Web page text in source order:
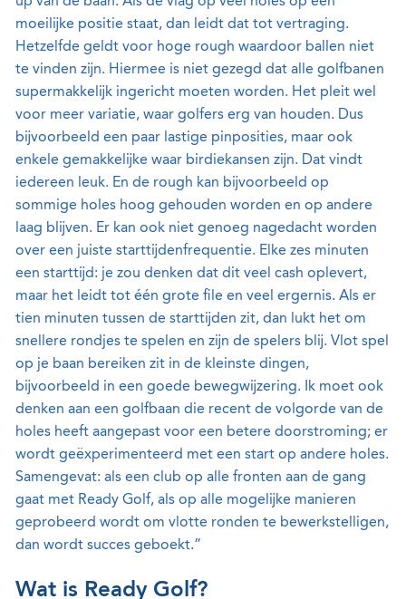
moeilijke positie staat, dan leidt dat tot vertraging.
Hetzelfde geldt voor hoge rough waardoor ballen niet
te vinden zijn. Hiermee is niet gezegd dat alle golfbanen
supermakkelijk ingericht moeten worden. Het pleit wel
voor meer variatie, waar golfers erg van houden. Dus
bijvoorbeeld een paar lastige pinposities, maar ook
enkele gemakkelijke waar birdiekansen zijn. Dat vindt
iedereen leuk. En de rough kan bijvoorbeeld op
sommige holes hoog gehouden worden en op andere
laag blijven. Er kan ook niet genoeg nagedacht worden
over een juiste starttijdenfrequentie. Elke zes minuten
een starttijd: je zou denken dat dit veel cash oplevert,
maar het leidt tot één grote file en veel ergernis. Als er
tien minuten tussen de starttijden zit, dan lukt het om
snellere rondjes te spelen en zijn de spelers blij. Vlot spel
op je baan bereiken zit in de kleinste dingen,
bijvoorbeeld in een goede bewegwijzering. Ik moet ook
denken aan een golfbaan die recent de volgorde van de
holes heeft aangepast voor een betere doorstroming; er
wordt geëxperimenteerd met een start op andere holes.
Samengevat: als een club op alle fronten aan de gang
gaat met Ready Golf, als op alle mogelijke manieren
geprobeerd wordt om vlotte ronden te bewerkstelligen,
dan wordt succes geboekt.”
Wat is Ready Golf?